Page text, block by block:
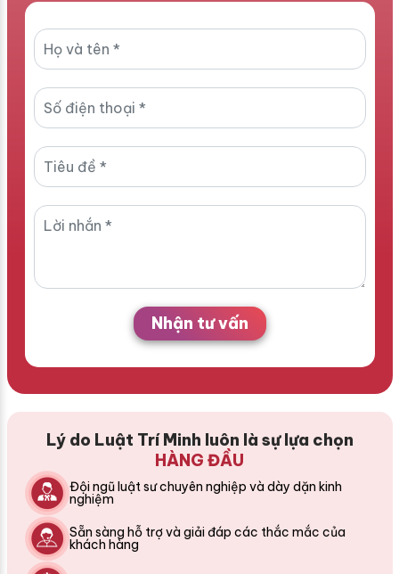
Nhận tư vấn
Lý do Luật Trí Minh luôn là sự lựa chọn
HÀNG ĐẦU
Đội ngũ luật sư chuyên nghiệp và dày dặn kinh
nghiệm
Sẵn sàng hỗ trợ và giải đáp các thắc mắc của
khách hàng